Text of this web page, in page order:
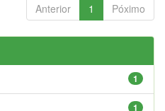
Anterior 1 Póximo
1
1